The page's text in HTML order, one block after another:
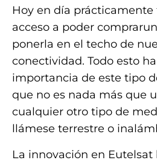
Hoy en día
acceso a poder
ponerla en el techo de
conectividad. Todo esto
importancia de este tipo
que no es nada más que
cualquier otro tipo de
llámese terrestre o
La innovación en